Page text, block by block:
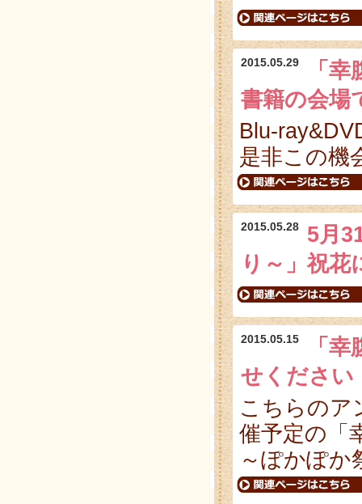
2015.05.29
「
書籍の会場
Blu-
是非この機
2015.05.28
5月
り～」祝花
2015.05.15
「
せください
こちらのア
催予定の「
～ぽかぽか